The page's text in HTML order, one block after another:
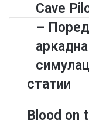
C
a
v
e
i
l
5
Cave
–
аркадна
статии
Blood on